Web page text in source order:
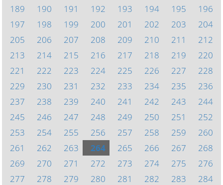
189
190 191 192 193 194 195
196
197
198 199 200 201 202 203
204
205
206 207 208 209 210 211
212
213
214 215 216 217 218 219
220
221
222 223 224 225 226 227
228
229
230 231 232 233 234 235
236
237
238 239 240 241 242 243
244
245
246 247 248 249 250 251
252
253
254 255 256 257 258 259
260
261
262 263 264 265 266 267
268
269
270 271 272 273 274 275
276
277
278 279 280 281 282 283
284